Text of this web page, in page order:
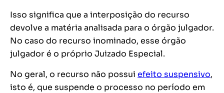
Isso significa que a interposição do recurso
devolve a matéria analisada para o órgão julgador.
No caso do recurso inominado, esse órgão
julgador é o próprio Juizado Especial.
No geral, o recurso não possui efeito suspensivo,
isto é, que suspende o processo no período em